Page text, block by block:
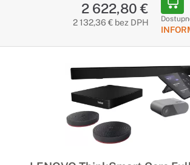
2 622,80 €
2 132,36 € bez DPH